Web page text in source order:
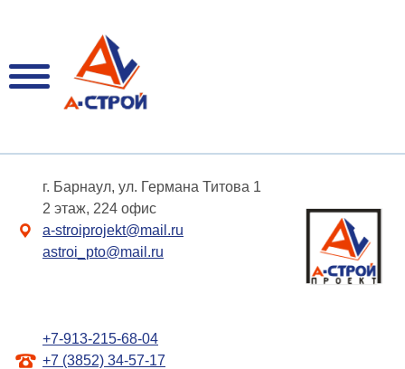
г. Барнаул, ул. Германа Титова 1
2 этаж, 224 офис
a-stroiprojekt@mail.ru
astroi_pto@mail.ru
+7-913-215-68-04
+7 (3852) 34-57-17